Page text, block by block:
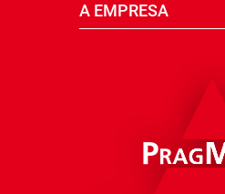
A EMPRESA